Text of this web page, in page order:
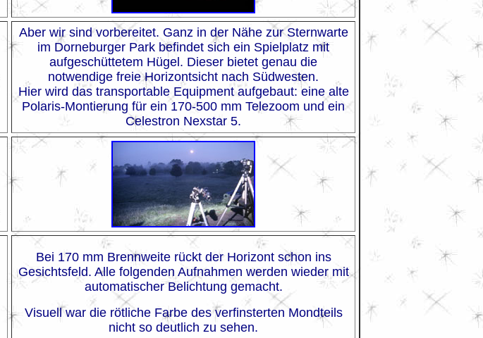
Aber wir sind vorbereitet. Ganz in der Nähe zur Sternwarte
im Dorneburger Park befindet sich ein Spielplatz mit
aufgeschüttetem Hügel. Dieser bietet genau die
notwendige freie Horizontsicht nach Südwesten.
Hier wird das transportable Equipment aufgebaut: eine alte
Polaris-Montierung für ein 170-500 mm Telezoom und ein
Celestron Nexstar 5.
Bei 170 mm Brennweite rückt der Horizont schon ins
Gesichtsfeld. Alle folgenden Aufnahmen werden wieder mit
automatischer Belichtung gemacht.
Visuell war die rötliche Farbe des verfinsterten Mondteils
nicht so deutlich zu sehen.